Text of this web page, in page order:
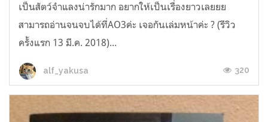
เป็นสัตว์จำแลงน่ารักมาก อยากให้เป็นเรื่องยาวเลยยย
สามารถอ่านจนจบได้ที่AO3ค่ะ เจอกันเล่มหน้าค่ะ ? (รีวิว
ครั้งแรก 13 มี.ค. 2018)...
alf_yakusa 320